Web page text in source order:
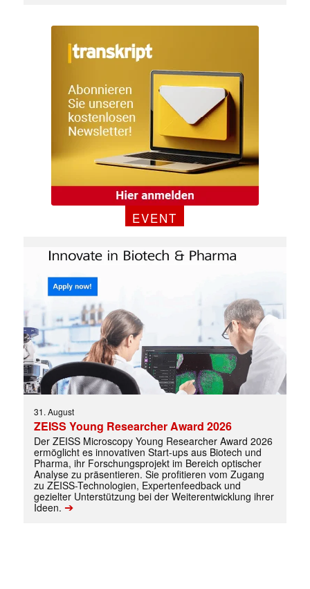
Mit dem |transkript-Newsletter
jede Woche aktuell informiert.
E-
Mail
(erforderlich)
EVENT
31. August
ZEISS Young Researcher Award 2026
Der ZEISS Microscopy Young Researcher Award 2026
ermöglicht es innovativen Start-ups aus Biotech und
Pharma, ihr Forschungsprojekt im Bereich optischer
Analyse zu präsentieren. Sie profitieren vom Zugang
zu ZEISS-Technologien, Expertenfeedback und
gezielter Unterstützung bei der Weiterentwicklung ihrer
Ideen. ➔